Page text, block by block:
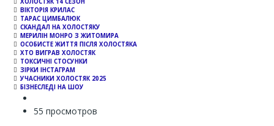
ВІКТОРІЯ КРИЛАС
ТАРАС ЦИМБАЛЮК
СКАНДАЛ НА ХОЛОСТЯКУ
МЕРИЛІН МОНРО З ЖИТОМИРА
ОСОБИСТЕ ЖИТТЯ ПІСЛЯ ХОЛОСТЯКА
ХТО ВИГРАВ ХОЛОСТЯК
ТОКСИЧНІ СТОСУНКИ
ЗІРКИ ІНСТАГРАМ
УЧАСНИКИ ХОЛОСТЯК 2025
БІЗНЕСЛЕДІ НА ШОУ
55 просмотров